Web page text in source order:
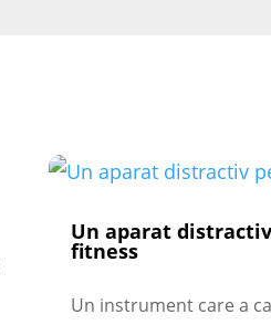
Un aparat
fitness
Un instrument care a